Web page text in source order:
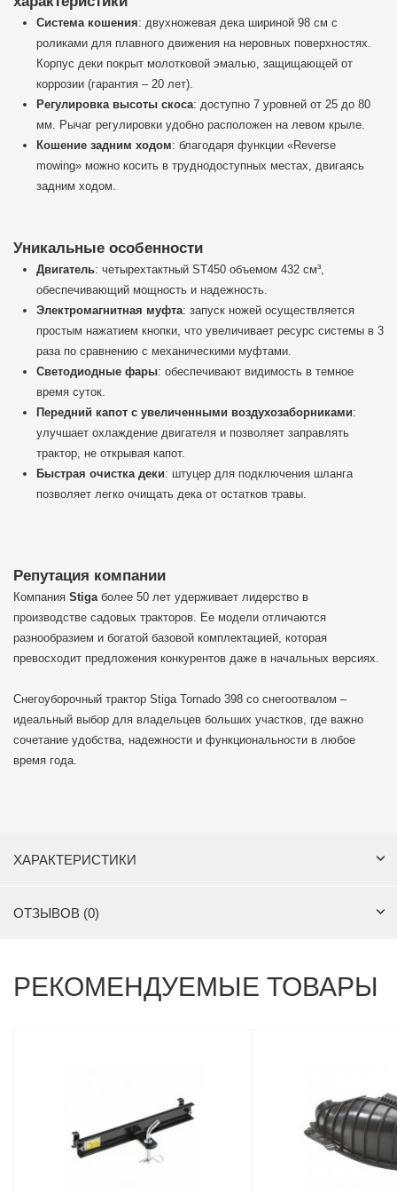
Система кошения: двухножевая дека шириной 98 см с
роликами для плавного движения на неровных поверхностях.
Корпус деки покрыт молотковой эмалью, защищающей от
коррозии (гарантия – 20 лет).
Регулировка высоты скоса: доступно 7 уровней от 25 до 80
мм. Рычаг регулировки удобно расположен на левом крыле.
Кошение задним ходом: благодаря функции «Reverse
mowing» можно косить в труднодоступных местах, двигаясь
задним ходом.
Уникальные особенности
Двигатель: четырехтактный ST450 объемом 432 см³,
обеспечивающий мощность и надежность.
Электромагнитная муфта: запуск ножей осуществляется
простым нажатием кнопки, что увеличивает ресурс системы в 3
раза по сравнению с механическими муфтами.
Светодиодные фары: обеспечивают видимость в темное
время суток.
Передний капот с увеличенными воздухозаборниками:
улучшает охлаждение двигателя и позволяет заправлять
трактор, не открывая капот.
Быстрая очистка деки: штуцер для подключения шланга
позволяет легко очищать дека от остатков травы.
Репутация компании
Компания Stigaболее 50 лет удерживает лидерство в
производстве садовых тракторов. Ее модели отличаются
разнообразием и богатой базовой комплектацией, которая
превосходит предложения конкурентов даже в начальных версиях.
Снегоуборочный трактор Stiga Tornado 398 со снегоотвалом –
идеальный выбор для владельцев больших участков, где важно
сочетание удобства, надежности и функциональности в любое
время года.
ХАРАКТЕРИСТИКИ
ОТЗЫВОВ (0)
РЕКОМЕНДУЕМЫЕ ТОВАРЫ